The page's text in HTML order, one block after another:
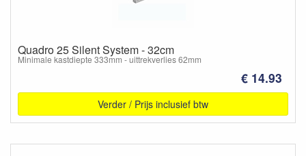
Quadro 25 Silent System - 32cm
Minimale kastdiepte 333mm - uittrekverlies 62mm
€ 14.93
Verder / Prijs inclusief btw